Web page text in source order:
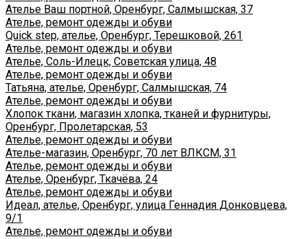
Ателье Ваш портной, Оренбург, Салмышская, 37
Ателье, ремонт одежды и обуви
Quick step, ателье, Оренбург, Терешковой, 261
Ателье, ремонт одежды и обуви
Ателье, Соль-Илецк, Советская улица, 48
Ателье, ремонт одежды и обуви
Татьяна, ателье, Оренбург, Салмышская, 74
Ателье, ремонт одежды и обуви
Хлопок ткани, магазин хлопка, тканей и фурнитуры,
Оренбург, Пролетарская, 53
Ателье, ремонт одежды и обуви
Ателье-магазин, Оренбург, 70 лет ВЛКСМ, 31
Ателье, ремонт одежды и обуви
Ателье, Оренбург, Ткачёва, 24
Ателье, ремонт одежды и обуви
Идеал, ателье, Оренбург, улица Геннадия Донковцева,
9/1
Ателье, ремонт одежды и обуви